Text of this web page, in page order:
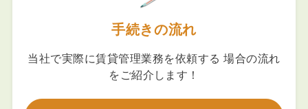
手続きの流れ
当社で実際に賃貸管理業務を依頼する 場合の流れ
をご紹介します！